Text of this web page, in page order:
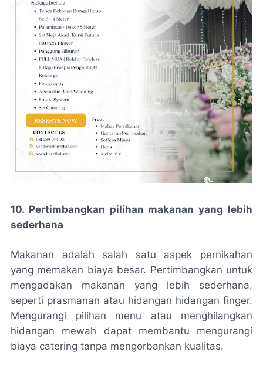
10. Pertimbangkan pilihan makanan yang lebih
sederhana
Makanan adalah salah satu aspek pernikahan
yang memakan biaya besar. Pertimbangkan untuk
mengadakan makanan yang lebih sederhana,
seperti prasmanan atau hidangan hidangan finger.
Mengurangi pilihan menu atau menghilangkan
hidangan mewah dapat membantu mengurangi
biaya catering tanpa mengorbankan kualitas.